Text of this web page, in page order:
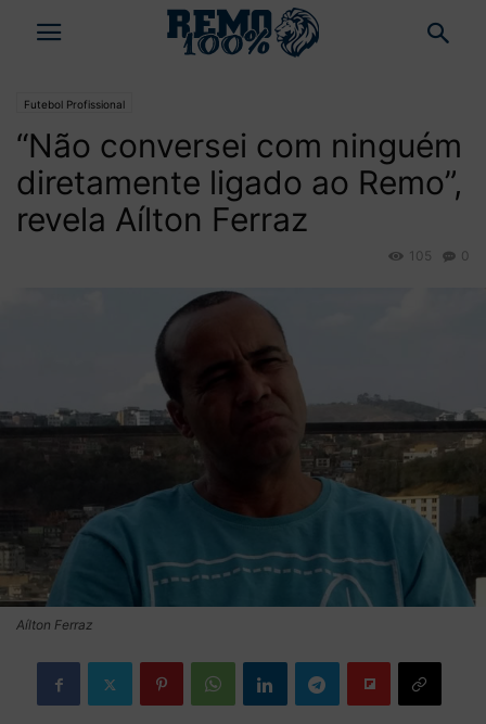
Futebol Profissional
“Não conversei com ninguém
diretamente ligado ao Remo”,
revela Aílton Ferraz
0
105
Aílton Ferraz